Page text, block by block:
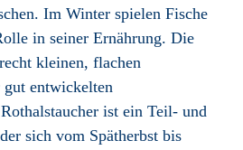
Im Winter spielen Fische
in seiner Ernährung. Die
kleinen, flachen
gut entwickelten
ist ein Teil- und
sich vom Spätherbst bis